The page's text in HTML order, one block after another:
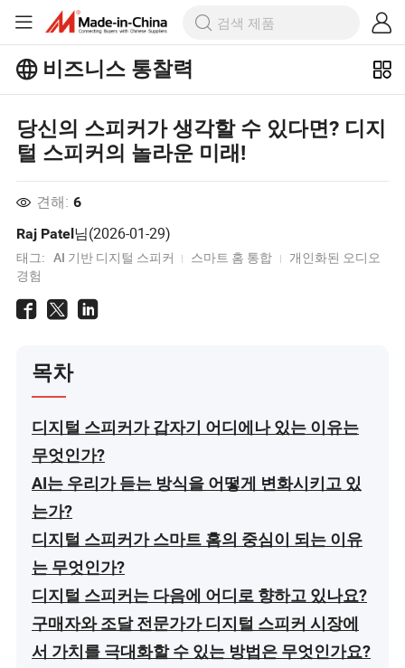
비즈니스 통찰력
더 많이보기
당신의 스피커가 생각할 수 있다면? 디지
털 스피커의 놀라운 미래!
견해: 6
Raj Patel님(2026-01-29)
태그: AI 기반 디지털 스피커 스마트 홈 통합
개인화된 오디오
경험
목차
디지털 스피커가 갑자기 어디에나 있는 이유는
무엇인가?
AI는 우리가 듣는 방식을 어떻게 변화시키고 있
는가?
디지털 스피커가 스마트 홈의 중심이 되는 이유
는 무엇인가?
디지털 스피커는 다음에 어디로 향하고 있나요?
구매자와 조달 전문가가 디지털 스피커 시장에
서 가치를 극대화할 수 있는 방법은 무엇인가요?